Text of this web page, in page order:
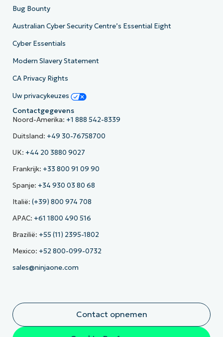
Bug Bounty
Australian Cyber Security Centre’s Essential Eight
Cyber Essentials
Modern Slavery Statement
CA Privacy Rights
Uw privacykeuzes
Contactgegevens
Noord-Amerika: +1 888 542-8339
Duitsland: +49 30-76758700
UK: +44 20 3880 9027
Frankrijk: +33 800 91 09 90
Spanje: +34 930 03 80 68
Italië: (+39) 800 974 708
APAC: +61 1800 490 516
Brazilië: +55 (11) 2395-1802
Mexico: +52 800-099-0732
sales@ninjaone.com
Contact opnemen